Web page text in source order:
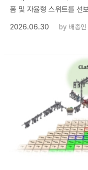
폼 및 자율형 스위트를 선
2026.06.30
by 배종